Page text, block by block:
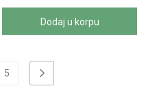
Dodaj u korpu
5